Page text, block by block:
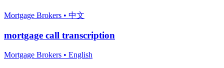
Mortgage Brokers • 中文
mortgage call transcription
Mortgage Brokers • English